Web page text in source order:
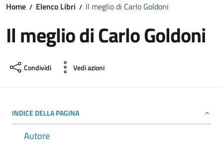
Home Elenco Libri Il meglio di Carlo Goldoni
Il meglio di Carlo Goldoni
Condividi Vedi azioni
INDICE DELLA PAGINA
Autore